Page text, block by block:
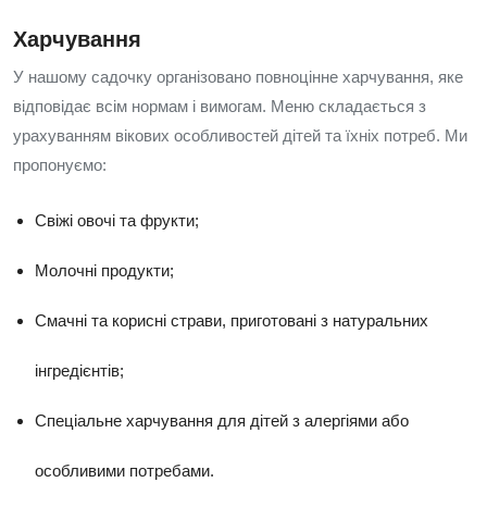
Харчування
У нашому садочку організовано повноцінне харчування, яке
відповідає всім нормам і вимогам. Меню складається з
урахуванням вікових особливостей дітей та їхніх потреб. Ми
пропонуємо:
Свіжі овочі та фрукти;
Молочні продукти;
Смачні та корисні страви, приготовані з натуральних
інгредієнтів;
Спеціальне харчування для дітей з алергіями або
особливими потребами.